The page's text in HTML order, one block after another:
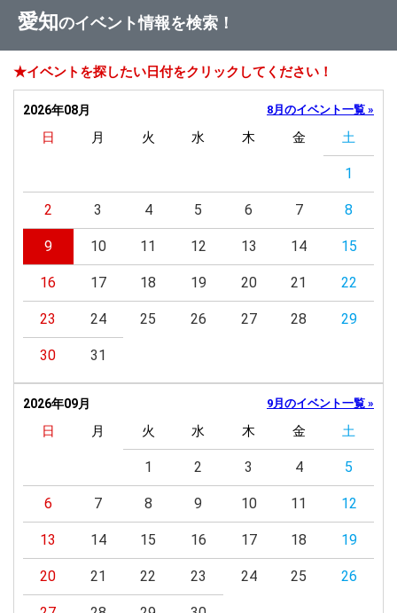
愛知のイベント情報を検索！
★イベントを探したい日付をクリックしてください！
2026年08月 8月のイベント一覧 »
日 月 火 水 木 金 土
1
2 3 4 5 6 7 8
9 10 11 12 13 14 15
16 17 18 19 20 21 22
23 24 25 26 27 28 29
30 31
2026年09月 9月のイベント一覧 »
日 月 火 水 木 金 土
1 2 3 4 5
6 7 8 9 10 11 12
13 14 15 16 17 18 19
20 21 22 23 24 25 26